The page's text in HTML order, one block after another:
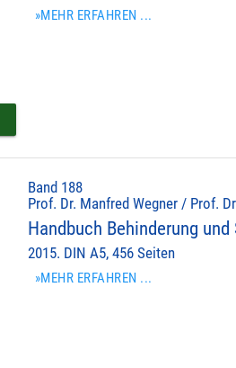
»MEHR ERFAHREN ...
Band 188
Prof. Dr. Manfred Wegner / Prof.
Handbuch Behinderung und
2015. DIN A5, 456 Seiten
»MEHR ERFAHREN ...